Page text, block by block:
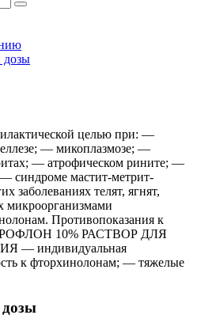
дозы
целью при: —
— микоплазмозе; —
— атрофическом рините; —
синдроме мастит-метрит-
заболеваниях телят, ягнят,
микроорганизмами
Противопоказания к
10% РАСТВОР ДЛЯ
— индивидуальная
к фторхинолонам; — тяжелые